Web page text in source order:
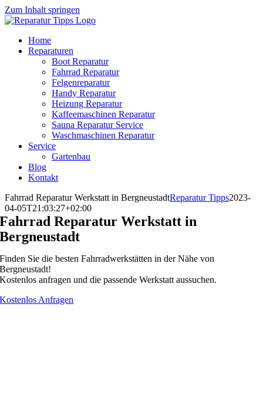
Zum Inhalt springen
Home
Reparaturen
Boot Reparatur
Fahrrad Reparatur
Felgenreparatur
Handy Reparatur
Heizung Reparatur
Kaffeemaschinen Reparatur
Sauna Reparatur Service
Waschmaschinen Reparatur
Service
Gartenbau
Blog
Kontakt
Fahrrad Reparatur Werkstatt in BergneustadtReparatur Tipps2023-
04-05T21:03:27+02:00
Fahrrad Reparatur Werkstatt in
Bergneustadt
Finden Sie die besten Fahrradwerkstätten in der Nähe von
Bergneustadt!
Kostenlos anfragen und die passende Werkstatt aussuchen.
Kostenlos Anfragen